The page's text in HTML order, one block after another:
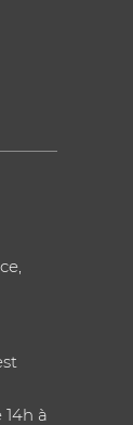
à